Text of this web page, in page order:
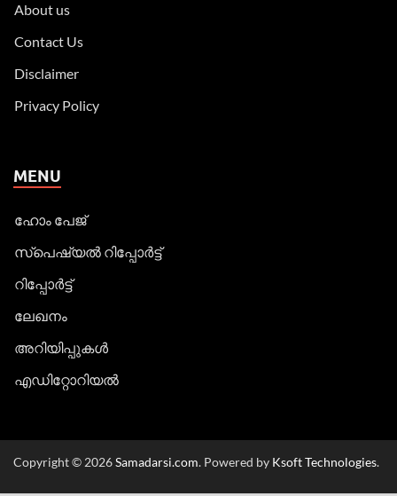
About us
Contact Us
Disclaimer
Privacy Policy
MENU
ഹോം പേജ്
സ്പെഷ്യൽ റിപ്പോര്‍ട്ട്
റിപ്പോര്‍ട്ട്
ലേഖനം
അറിയിപ്പുകള്‍
എഡിറ്റോറിയല്‍
Copyright © 2026Samadarsi.com. Powered by Ksoft Technologies.